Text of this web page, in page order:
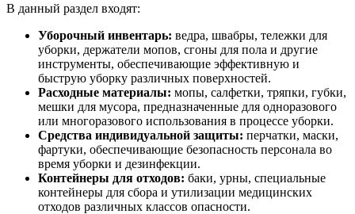
В данный раздел входят:
Уборочный инвентарь: ведра, швабры, тележки для
уборки, держатели мопов, сгоны для пола и другие
инструменты, обеспечивающие эффективную и
быструю уборку различных поверхностей.
Расходные материалы: мопы, салфетки, тряпки, губки,
мешки для мусора, предназначенные для одноразового
или многоразового использования в процессе уборки.
Средства индивидуальной защиты: перчатки, маски,
фартуки, обеспечивающие безопасность персонала во
время уборки и дезинфекции.
Контейнеры для отходов: баки, урны, специальные
контейнеры для сбора и утилизации медицинских
отходов различных классов опасности.